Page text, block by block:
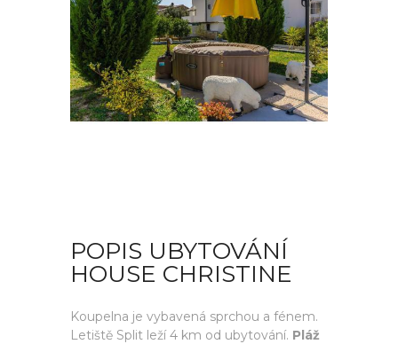
POPIS UBYTOVÁNÍ
HOUSE CHRISTINE
Koupelna je vybavená sprchou a fénem.
Letiště Split leží 4 km od ubytování. Pláž